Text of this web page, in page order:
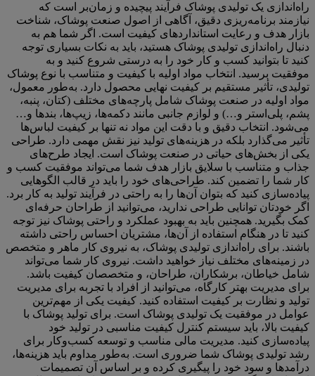
راه‌اندازی یک تولیدی پوشاک فرآیند پیچیده و زمان‌بر است که
نیازمند برنامه‌ریزی دقیق، آگاهی از اصول صنعت پوشاک، شناخت
بازار هدف و رعایت استانداردهای کیفیت است. اگر شما هم به
دنبال راه‌اندازی تولیدی پوشاک هستید، باید به نکات بسیاری توجه
کنید تا بتوانید کسب و کار خود را به درستی شروع کنید و به
موفقیت برسید. انتخاب مواد اولیه با کیفیت و متناسب با نوع پوشاک
تولیدی، تأثیر مستقیم بر کیفیت نهایی محصول دارد. به‌طور معمول،
مواد اولیه در صنعت پوشاک شامل پارچه‌های مختلف (کتان، پنبه،
پشم، پلی‌استر و…) و لوازم جانبی مانند دکمه‌ها، زیپ‌ها، بندها و…
می‌شود. انتخاب دقیق و با دقت این مواد نه تنها بر کیفیت لباس‌ها
تأثیر می‌گذارد بلکه در هزینه‌های تولید نیز نقش مهمی دارد. طراحی
یکی از بخش‌های حیاتی در صنعت پوشاک است. ایجاد طرح‌های
جذاب و متناسب با سلایق بازار هدف شما می‌تواند موفقیت کسب و
کار شما را تضمین کند. طراحی‌های خود را باید در قالب الگوهایی
پیاده‌سازی کنید که بتوان آن‌ها را به راحتی در فرآیند تولید به کار برد.
اگر خودتان توانایی طراحی ندارید، می‌توانید از طراحان حرفه‌ای
کمک بگیرید. همچنین باید به بهبود عملکرد و راحتی پوشاک نیز توجه
کنید تا در هنگام استفاده از آن‌ها، مشتریان احساس راحتی داشته
باشند. برای راه‌اندازی تولیدی پوشاک، به نیروی کار ماهر و متخصص
در زمینه‌های مختلف نیاز خواهید داشت. نیروی کار شما می‌تواند
شامل خیاطان، برشکاران، طراحان، و متخصصان کیفیت باشد.
برای مدیریت بهتر کارگاه، می‌توانید از افراد با تجربه برای مدیریت
تولید و نظارت بر کیفیت استفاده کنید. کیفیت یکی از مهم‌ترین
عوامل در موفقیت یک تولیدی پوشاک است. برای تولید پوشاک با
کیفیت بالا، باید سیستم کنترل کیفیت مناسبی در تولید خود
پیاده‌سازی کنید. مدیریت مالی مناسب و توسعه کسب‌وکار برای
رشد تولیدی پوشاک شما ضروری است. به‌طور مداوم باید هزینه‌ها،
درآمدها و سود خود را پیگیری کرده و بر اساس آن تصمیمات